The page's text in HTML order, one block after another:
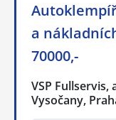
a
70000,-
VSP Fullservis,
Vysočany,